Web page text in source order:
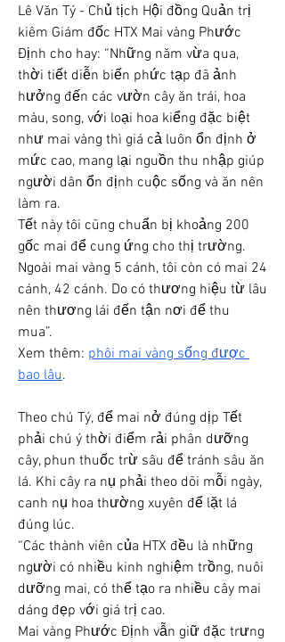
Lê Văn Tý - Chủ tịch Hội đồng Quản trị
kiêm Giám đốc HTX Mai vàng Phước
Định cho hay: “Những năm vừa qua,
thời tiết diễn biến phức tạp đã ảnh
hưởng đến các vườn cây ăn trái, hoa
màu, song, với loại hoa kiểng đặc biệt
như mai vàng thì giá cả luôn ổn định ở
mức cao, mang lại nguồn thu nhập giúp
người dân ổn định cuộc sống và ăn nên
làm ra.
Tết này tôi cũng chuẩn bị khoảng 200
gốc mai để cung ứng cho thị trường.
Ngoài mai vàng 5 cánh, tôi còn có mai 24
cánh, 42 cánh. Do có thương hiệu từ lâu
nên thương lái đến tận nơi để thu
mua”.
Xem thêm: phôi mai vàng sống được
bao lâu.
Theo chú Tý, để mai nở đúng dịp Tết
phải chú ý thời điểm rải phân dưỡng
cây, phun thuốc trừ sâu để tránh sâu ăn
lá. Khi cây ra nụ phải theo dõi mỗi ngày,
canh nụ hoa thường xuyên để lặt lá
đúng lúc.
“Các thành viên của HTX đều là những
người có nhiều kinh nghiệm trồng, nuôi
dưỡng mai, có thể tạo ra nhiều cây mai
dáng đẹp với giá trị cao.
Mai vàng Phước Định vẫn giữ đặc trưng